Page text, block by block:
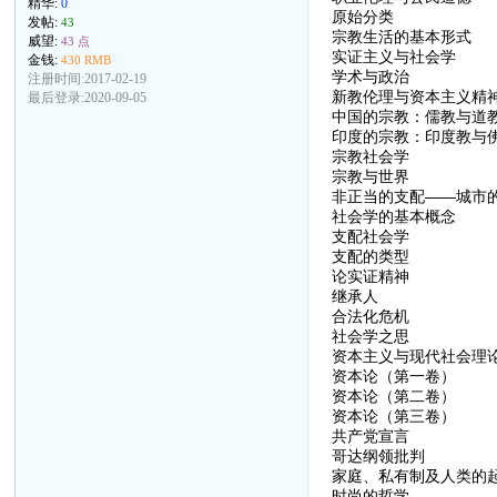
精华:0
发帖:43
威望:43 点
金钱:430 RMB
注册时间:2017-02-19
最后登录:2020-09-05
原始分类
宗教生活的基本形式
实证主义与社会学
学术与政治
新教伦理与资本主义精
中国的宗教：儒教与道
印度的宗教：印度教与
宗教社会学
宗教与世界
非正当的支配——城市
社会学的基本概念
支配社会学
支配的类型
论实证精神
继承人
合法化危机
社会学之思
资本主义与现代社会理
资本论（第一卷）
资本论（第二卷）
资本论（第三卷）
共产党宣言
哥达纲领批判
家庭、私有制及人类的